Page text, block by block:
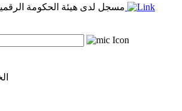
مسجل لدى هيئة الحكومة